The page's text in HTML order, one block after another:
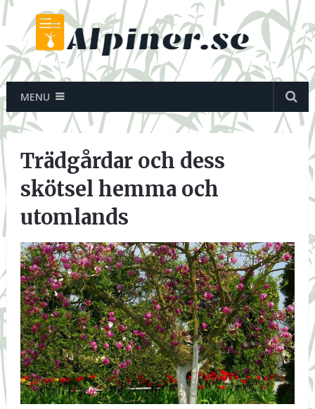
MENU
Trädgårdar och dess
skötsel hemma och
utomlands